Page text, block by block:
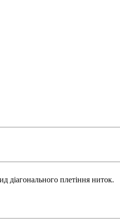
діагонального плетіння ниток.